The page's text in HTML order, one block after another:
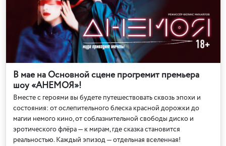
В мае на Основной сцене прогремит премьера
шоу «АНЕМОЯ»!
Вместе с героями вы будете путешествовать сквозь эпохи и
состояния: от ослепительного блеска красной дорожки до
магии немого кино, от соблазнительной свободы диско и
эротического флёра — к мирам, где сказка становится
реальностью. Каждый эпизод — отдельная вселенная!